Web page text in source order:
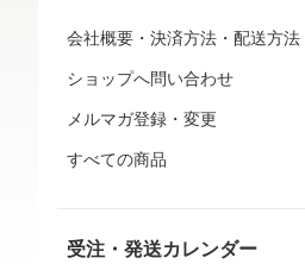
会社概要・決済方法・配送方法
ショップへ問い合わせ
メルマガ登録・変更
すべての商品
受注・発送カレンダー